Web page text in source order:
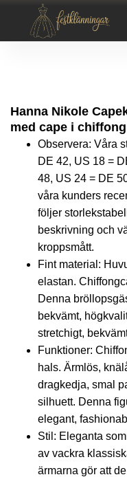
Hanna Nikole
med cape i
Observera: Våra
DE 42, US 18 =
48, US 24 = DE
våra kunders
följer
beskrivning och
kroppsmått.
Fint material:
elastan.
Denna
bekvämt,
stretchigt,
Funktioner:
hals. Ärmlös,
dragkedja, smal
silhuett. Denna
elegant,
Stil: Eleganta
av vackra
ärmarna gör att